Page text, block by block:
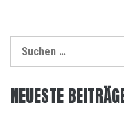
nach:
NEUESTE